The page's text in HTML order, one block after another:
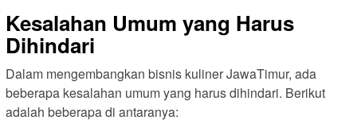
Kesalahan Umum yang Harus
Dihindari
Dalam mengembangkan bisnis kuliner JawaTimur, ada
beberapa kesalahan umum yang harus dihindari. Berikut
adalah beberapa di antaranya: